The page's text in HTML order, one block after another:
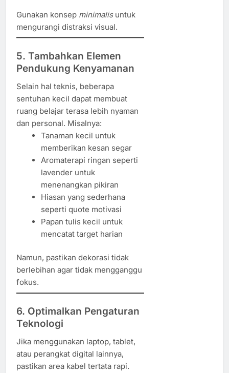
Gunakan konsep minimalisuntuk
mengurangi distraksi visual.
5. Tambahkan Elemen
Pendukung Kenyamanan
Selain hal teknis, beberapa
sentuhan kecil dapat membuat
ruang belajar terasa lebih nyaman
dan personal. Misalnya:
Tanaman kecil untuk
memberikan kesan segar
Aromaterapi ringan seperti
lavender untuk
menenangkan pikiran
Hiasan yang sederhana
seperti quote motivasi
Papan tulis kecil untuk
mencatat target harian
Namun, pastikan dekorasi tidak
berlebihan agar tidak mengganggu
fokus.
6. Optimalkan Pengaturan
Teknologi
Jika menggunakan laptop, tablet,
atau perangkat digital lainnya,
pastikan area kabel tertata rapi.